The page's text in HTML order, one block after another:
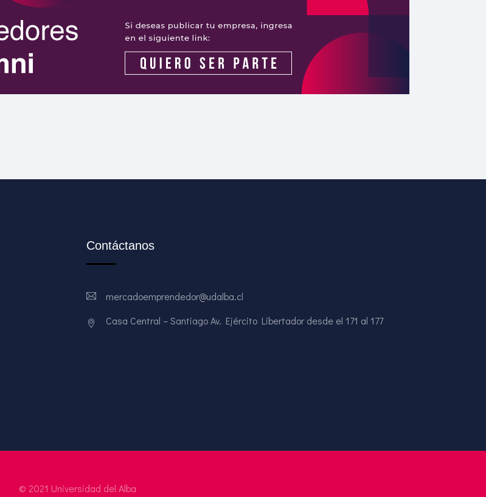
Contáctanos
mercadoemprendedor@udalba.cl
Casa Central – Santiago Av. Ejército Libertador desde el 171 al 177
© 2021 Universidad del Alba